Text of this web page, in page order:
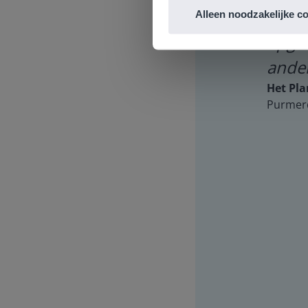
Alleen noodzakelijke
moment relevant zijn. Zo kan
Het